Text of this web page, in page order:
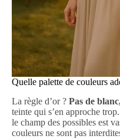
Quelle palette de couleurs
La règle d’or ? Pas de
teinte qui s’en approche
le champ des possibles est
couleurs ne sont pas